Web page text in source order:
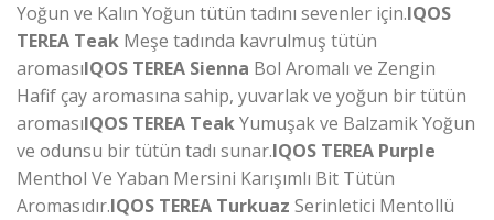
Yoğun ve Kalın Yoğun tütün tadını sevenler için.IQOS
TEREA Teak Meşe tadında kavrulmuş tütün
aromasıIQOS TEREA Sienna Bol Aromalı ve Zengin
Hafif çay aromasına sahip, yuvarlak ve yoğun bir tütün
aromasıIQOS TEREA TeakYumuşak ve Balzamik Yoğun
ve odunsu bir tütün tadı sunar.IQOS TEREA Purple
Menthol Ve Yaban Mersini Karışımlı Bit Tütün
Aromasıdır.IQOS TEREA Turkuaz Serinletici Mentollü